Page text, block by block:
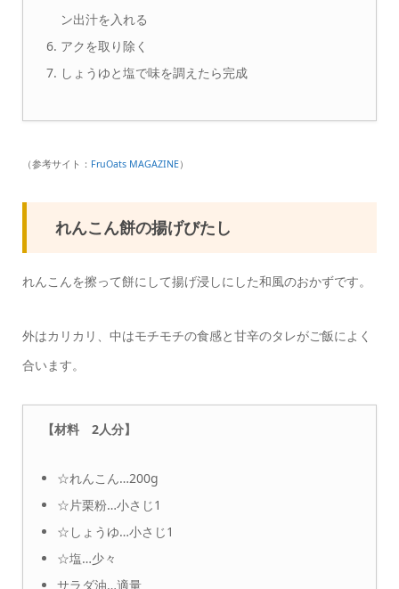
ン出汁を入れる
アクを取り除く
しょうゆと塩で味を調えたら完成
（参考サイト： FruOats MAGAZINE）
れんこん餅の揚げびたし
れんこんを擦って餅にして揚げ浸しにした和風のおかずです。
外はカリカリ、中はモチモチの食感と甘辛のタレがご飯によく
合います。
【材料 2人分】
☆れんこん…200g
☆片栗粉…小さじ1
☆しょうゆ…小さじ1
☆塩…少々
サラダ油…適量